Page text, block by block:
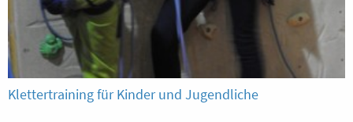
Klettertraining für Kinder und Jugendliche